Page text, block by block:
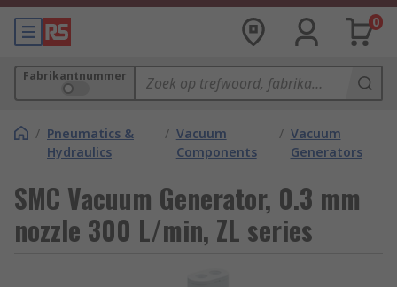
0
Fabrikantnummer
/ Pneumatics &
Hydraulics
/ Vacuum
Components
/ Vacuum
Generators
SMC Vacuum Generator, 0.3 mm
nozzle 300 L/min, ZL series